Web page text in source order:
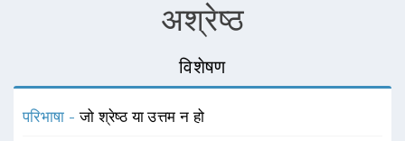
अश्रेष्ठ
विशेषण
परिभाषा -जो श्रेष्ठ या उत्तम न हो